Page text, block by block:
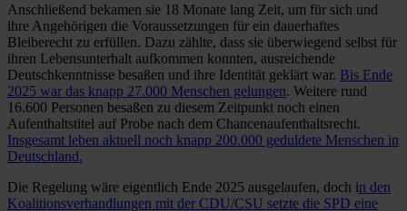
Anschließend bekamen sie 18 Monate lang Zeit, um für sich und
ihre Angehörigen die Voraussetzungen für ein dauerhaftes
Bleiberecht zu erfüllen. Dazu zählte, dass sie überwiegend selbst für
ihren Lebensunterhalt aufkommen konnten, ausreichende
Deutschkenntnisse besaßen und ihre Identität geklärt war. Bis Ende
2025 war das knapp 27.000 Menschen gelungen. Weitere rund
16.600 Personen besaßen zu diesem Zeitpunkt noch einen
Aufenthaltstitel auf Probe nach dem Chancenaufenthaltsrecht.
Insgesamt leben aktuell noch knapp 200.000 geduldete Menschen in
Deutschland.
Die Regelung wäre eigentlich Ende 2025 ausgelaufen, doch in den
Koalitionsverhandlungen mit der CDU/CSU setzte die SPD eine